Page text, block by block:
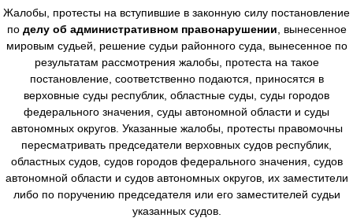
Жалобы, протесты на вступившие в законную силу постановление
по делу об административном правонарушении , вынесенное
мировым судьей, решение судьи районного суда, вынесенное по
результатам рассмотрения жалобы, протеста на такое
постановление, соответственно подаются, приносятся в
верховные суды республик, областные суды, суды городов
федерального значения, суды автономной области и суды
автономных округов. Указанные жалобы, протесты правомочны
пересматривать председатели верховных судов республик,
областных судов, судов городов федерального значения, судов
автономной области и судов автономных округов, их заместители
либо по поручению председателя или его заместителей судьи
указанных судов.